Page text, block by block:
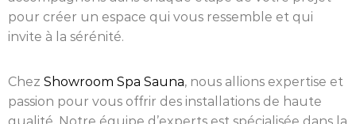
pour créer un espace qui vous ressemble et qui
invite à la sérénité.
Chez Showroom Spa Sauna, nous allions expertise et
passion pour vous offrir des installations de haute